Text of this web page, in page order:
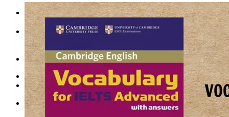
VI
Tìm kiếm:
Chưa có khóa học yêu thích.
Đặt lịch / Tư vấn
Tìm kiếm: